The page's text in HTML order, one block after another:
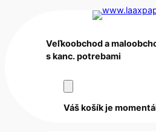
Veľkoobchod a
s kanc. potrebami
Váš košík je